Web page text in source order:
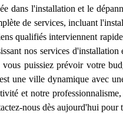
dans l'installation et le
de services, incluant
qualifiés interviennent
nos services d'installation
puissiez prévoir votre
une ville dynamique avec
et notre
nous dès aujourd'hui